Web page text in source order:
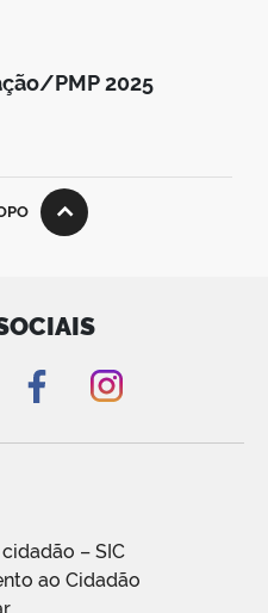
PMP 2025
– SIC
ao Cidadão